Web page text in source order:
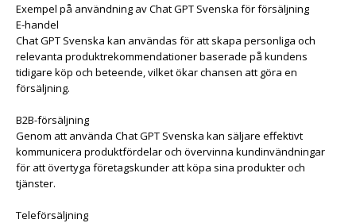
Exempel på användning av Chat GPT Svenska för försäljning
E-handel
Chat GPT Svenska kan användas för att skapa personliga och
relevanta produktrekommendationer baserade på kundens
tidigare köp och beteende, vilket ökar chansen att göra en
försäljning.
B2B-försäljning
Genom att använda Chat GPT Svenska kan säljare effektivt
kommunicera produktfördelar och övervinna kundinvändningar
för att övertyga företagskunder att köpa sina produkter och
tjänster.
Teleförsäljning